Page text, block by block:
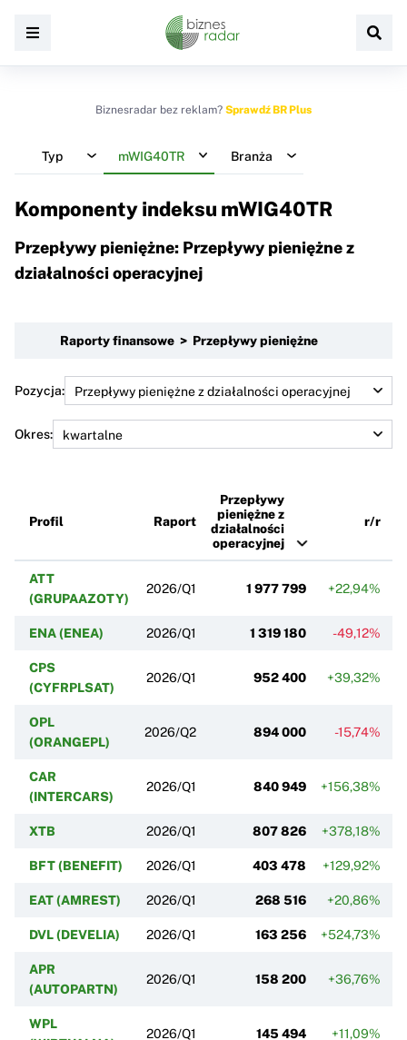
Biznesradar bez reklam? Sprawdź BR Plus
Typ mWIG40TR Branża
Komponenty indeksu mWIG40TR
Przepływy pieniężne: Przepływy pieniężne z
działalności operacyjnej
Raporty finansowe > Przepływy pieniężne
Pozycja:
Okres:
Profil Raport
Przepływy
pieniężne z
działalności
operacyjnej
r/r
ATT
(GRUPAAZOTY)
2026/Q1 1 977 799 +22,94%
ENA (ENEA) 2026/Q1 1 319 180 -49,12%
CPS
(CYFRPLSAT)
2026/Q1 952 400 +39,32%
OPL
(ORANGEPL)
2026/Q2 894 000 -15,74%
CAR
(INTERCARS)
2026/Q1 840 949 +156,38%
XTB 2026/Q1 807 826 +378,18%
BFT (BENEFIT) 2026/Q1 403 478 +129,92%
EAT (AMREST) 2026/Q1 268 516 +20,86%
DVL (DEVELIA) 2026/Q1 163 256 +524,73%
APR
(AUTOPARTN)
2026/Q1 158 200 +36,76%
WPL
2026/Q1 145 494 +11,09%